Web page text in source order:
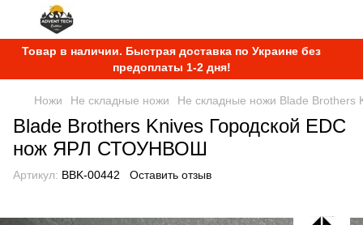
Товар в наличии. Быстрая доставка по Украине без
предоплаты 1-2 дня!
Ножи Не складные ножи Не складные ножи Blade Brothers
Blade Brothers Knives Городской EDC
нож ЯРЛ СТОУНВОШ
Артикул: BBK-00442 Оставить отзыв